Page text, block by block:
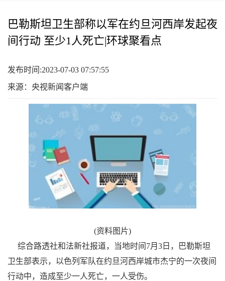
巴勒斯坦卫生部称以军在约旦河西岸发起夜
间行动 至少1人死亡|环球聚看点
发布时间:2023-07-03 07:57:55
来源：央视新闻客户端
(资料图片)
综合路透社和法新社报道，当地时间7月3日，巴勒斯坦
卫生部表示，以色列军队在约旦河西岸城市杰宁的一次夜间
行动中，造成至少一人死亡，一人受伤。